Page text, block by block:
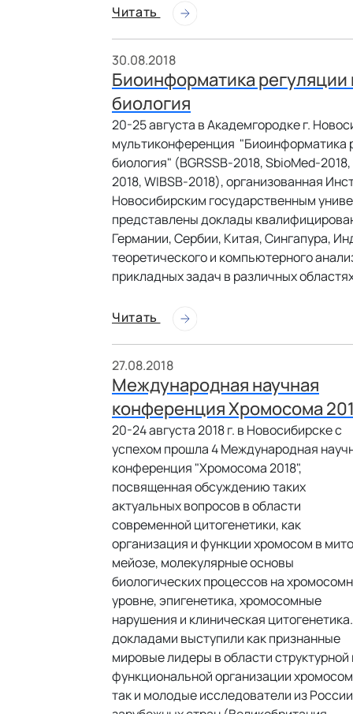
Читать
30.08.2018
Биоинформатика
биология
20-25 августа в Академгородке г.
мультиконференция "Биоинформатика
биология" (BGRSSB-2018, SbioMed-
2018, WIBSB-2018), организованная
Новосибирским государственным
представлены доклады
Германии, Сербии, Китая, Сингапура,
теоретического и компьютерного
прикладных задач в различных
Читать
27.08.2018
Международная научная
конференция Хромосома
20-24 августа 2018 г. в Новосибирске с
успехом прошла 4 Международная
конференция "Хромосома 2018",
посвященная обсуждению таких
актуальных вопросов в области
современной цитогенетики, как
организация и функции хромосом в
мейозе, молекулярные основы
биологических процессов на
уровне, эпигенетика, хромосомные
нарушения и клиническая
докладами выступили как признанные
мировые лидеры в области структурной
функциональной организации
так и молодые исследователи из